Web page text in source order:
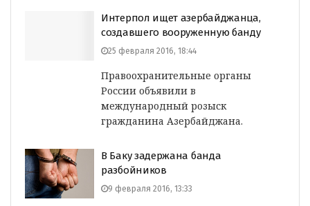
Интерпол ищет азербайджанца,
создавшего вооруженную банду
25 февраля 2016, 18:44
Правоохранительные органы
России объявили в
международный розыск
гражданина Азербайджана.
В Баку задержана банда
разбойников
9 февраля 2016, 13:33